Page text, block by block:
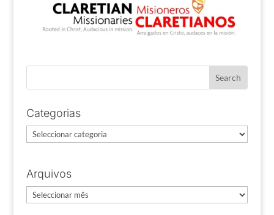
Categorias
Categorias
Arquivos
Arquivos